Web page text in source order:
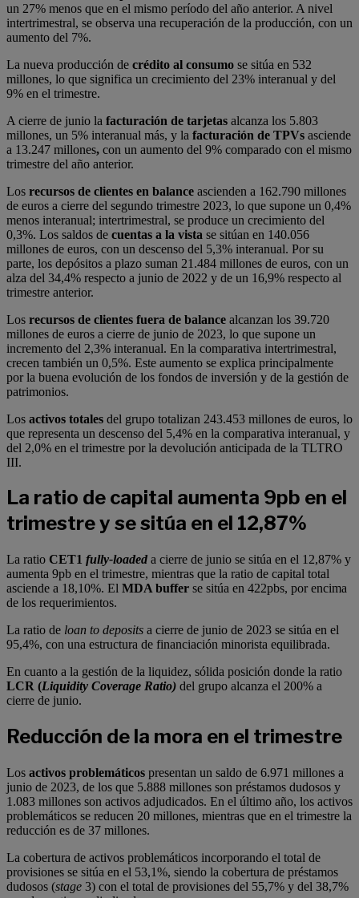
un 27% menos que en el mismo período del año anterior. A nivel
intertrimestral, se observa una recuperación de la producción, con un
aumento del 7%.
La nueva producción de crédito al consumo se sitúa en 532
millones, lo que significa un crecimiento del 23% interanual y del
9% en el trimestre.
A cierre de junio la facturación de tarjetas alcanza los 5.803
millones, un 5% interanual más, y la facturación de TPVs asciende
a 13.247 millones, con un aumento del 9% comparado con el mismo
trimestre del año anterior.
Los recursos de clientes en balance ascienden a 162.790 millones
de euros a cierre del segundo trimestre 2023, lo que supone un 0,4%
menos interanual; intertrimestral, se produce un crecimiento del
0,3%. Los saldos de cuentas a la vista se sitúan en 140.056
millones de euros, con un descenso del 5,3% interanual. Por su
parte, los depósitos a plazo suman 21.484 millones de euros, con un
alza del 34,4% respecto a junio de 2022 y de un 16,9% respecto al
trimestre anterior.
Los recursos de clientes fuera de balance alcanzan los 39.720
millones de euros a cierre de junio de 2023, lo que supone un
incremento del 2,3% interanual. En la comparativa intertrimestral,
crecen también un 0,5%. Este aumento se explica principalmente
por la buena evolución de los fondos de inversión y de la gestión de
patrimonios.
Los activos totales del grupo totalizan 243.453 millones de euros, lo
que representa un descenso del 5,4% en la comparativa interanual, y
del 2,0% en el trimestre por la devolución anticipada de la TLTRO
III.
La ratio de capital aumenta 9pb en el
trimestre y se sitúa en el 12,87%
La ratio CET1 fully-loaded a cierre de junio se sitúa en el 12,87% y
aumenta 9pb en el trimestre, mientras que la ratio de capital total
asciende a 18,10%. El MDA buffer se sitúa en 422pbs, por encima
de los requerimientos.
La ratio de loan to deposits a cierre de junio de 2023 se sitúa en el
95,4%, con una estructura de financiación minorista equilibrada.
En cuanto a la gestión de la liquidez, sólida posición donde la ratio
LCR (Liquidity Coverage Ratio) del grupo alcanza el 200% a
cierre de junio.
Reducción de la mora en el trimestre
Los activos problemáticos presentan un saldo de 6.971 millones a
junio de 2023, de los que 5.888 millones son préstamos dudosos y
1.083 millones son activos adjudicados. En el último año, los activos
problemáticos se reducen 20 millones, mientras que en el trimestre la
reducción es de 37 millones.
La cobertura de activos problemáticos incorporando el total de
provisiones se sitúa en el 53,1%, siendo la cobertura de préstamos
dudosos (stage 3) con el total de provisiones del 55,7% y del 38,7%